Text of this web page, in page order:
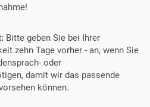
Bitte geben Sie bei Ihrer
zehn Tage vorher - an, wenn Sie
oder
damit wir das passende
können.